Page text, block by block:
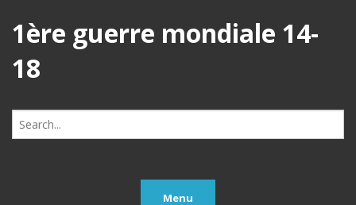
1ère guerre mondiale 14-
18
Search
for:
Menu